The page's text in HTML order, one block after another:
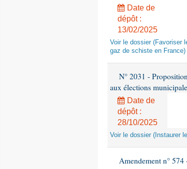
Date de
dépôt :
13/02/2025
Voir le dossier (Favoriser
gaz de schiste en France)
N° 2031 -
aux élections
Date de
dépôt :
28/10/2025
Voir le dossier (Instaurer
Amendement n° 574